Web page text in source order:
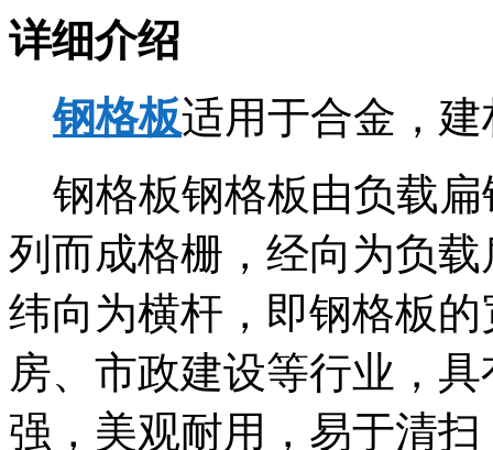
详细介绍
钢格板适用于合金，
钢格板钢格板由负载扁
列而成格栅，经向为负
纬向为横杆，即钢格板
房、市政建设等行业，
强，美观耐用，易于清